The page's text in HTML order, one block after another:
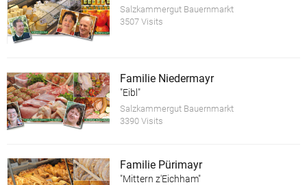
Salzkammergut Bauernmarkt
3507 Visits
Familie Niedermayr
"Eibl"
Salzkammergut Bauernmarkt
3390 Visits
Familie Pürimayr
"Mittern z'Eichham"